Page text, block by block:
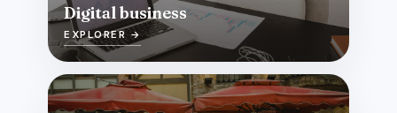
Digital business
EXPLORER →